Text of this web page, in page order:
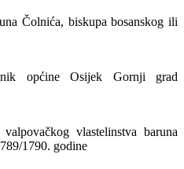
Čolnića, biskupa bosanskog ili
općine Osijek Gornji grad
vlastelinstva baruna
1790. godine